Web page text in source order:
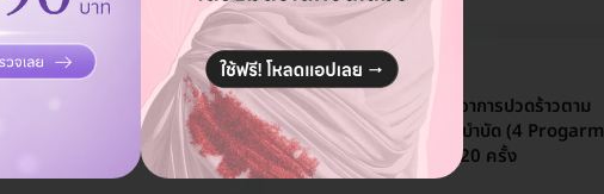
ารออฟฟิศ
คอร์สบำบัดสำหรับผู้ที่มีอาการปวดร้าวตาม
ร่างกาย โดยนักกายภาพบำบัด (4 Progarm
Reduce Pain PLUS) 20 ครั้ง
Trustme PLUS Clinic